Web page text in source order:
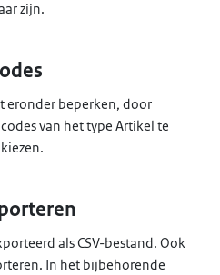
zijn.
eronder beperken, door
van het type Artikel te
als CSV-bestand. Ook
In het bijbehorende